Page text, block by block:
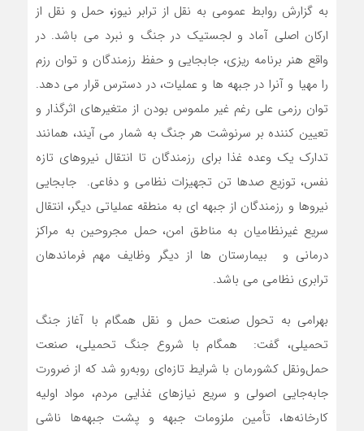
به گزارش روابط عمومی به نقل از ترابر نیوز، حمل و نقل از
ارکان اصلی آماد و لجستیک در جنگ و نبرد می باشد. در
واقع هنر برنامه ریزی، جابجایی و حفظ رزمندگان و توان رزم
را مهیا و آنرا در جبهه ها و عملیات، در دسترس قرار می دهد.
توان رزمی علی رغم غیر ملموس بودن از متغیرهای اثرگذار و
تعیین کننده بر سرنوشت هر جنگ به شمار می آیند، همانند
تدارک یک وعده غذا برای رزمندگان تا انتقال نیروهای تازه
نفس، توزیع صدها تن تجهیزات نظامی و دفاعی. جابجایی
نیروها و رزمندگان از جبهه ای به منطقه عملیاتی دیگر، انتقال
سریع غیرنظامیان به مناطق امن، حمل مجروحین به مراکز
درمانی و بیمارستان ها از دیگر وظایف مهم فرماندهان
ترابری نظامی می باشد.
بهرامی به تحول صنعت حمل و نقل همگام با آغاز جنگ
تحمیلی، گفت: همگام با شروع جنگ تحمیلی، صنعت
حمل‌ونقل کشورمان با شرایط تازه‌ای روبه‌رو شد که از ضرورت
جابه‌جایی اصولی و سریع نیازهای غذایی مردم، مواد اولیه
کارخانه‌ها، تأمین ملزومات جبهه و پشت جبهه‌ها ناشی